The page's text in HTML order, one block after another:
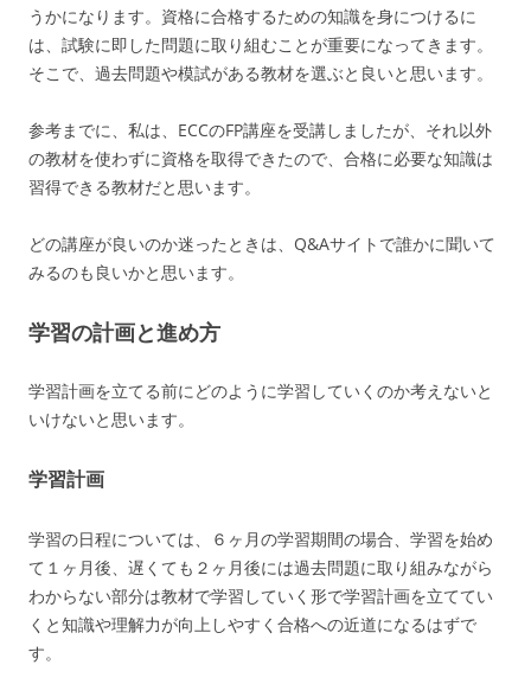
うかになります。資格に合格するための知識を身につけるに
は、試験に即した問題に取り組むことが重要になってきます。
そこで、過去問題や模試がある教材を選ぶと良いと思います。
参考までに、私は、ECCのFP講座を受講しましたが、それ以外
の教材を使わずに資格を取得できたので、合格に必要な知識は
習得できる教材だと思います。
どの講座が良いのか迷ったときは、Q&Aサイトで誰かに聞いて
みるのも良いかと思います。
学習の計画と進め方
学習計画を立てる前にどのように学習していくのか考えないと
いけないと思います。
学習計画
学習の日程については、６ヶ月の学習期間の場合、学習を始め
て１ヶ月後、遅くても２ヶ月後には過去問題に取り組みながら
わからない部分は教材で学習していく形で学習計画を立ててい
くと知識や理解力が向上しやすく合格への近道になるはずで
す。